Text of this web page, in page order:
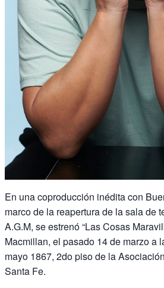
En una coproducción inédita con
marco de la reapertura de la sala de
A.G.M, se estrenó “Las Cosas
Macmillan, el pasado 14 de marzo a
mayo 1867, 2do piso de la
Santa Fe.